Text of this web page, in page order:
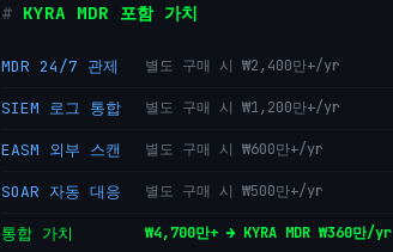
KYRA MDR 포함 가치
MDR 24/7 관제 별도 구매 시 ₩2,400만+/yr
SIEM 로그 통합 별도 구매 시 ₩1,200만+/yr
EASM 외부 스캔 별도 구매 시 ₩600만+/yr
SOAR 자동 대응 별도 구매 시 ₩500만+/yr
통합 가치 ₩4,700만+ → KYRA MDR ₩360만/yr